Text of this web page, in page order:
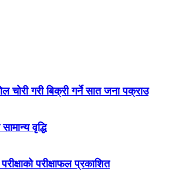
चोरी गरी बिक्री गर्ने सात जना पक्राउ
वृद्धि
परीक्षाफल प्रकाशित